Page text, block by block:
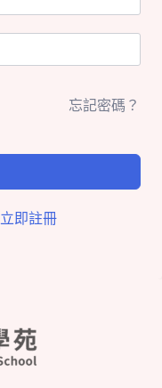
忘記密碼？
立即註冊